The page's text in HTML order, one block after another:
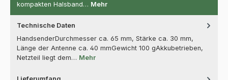
kompakten Halsband… Mehr
Technische Daten
HandsenderDurchmesser ca. 65 mm, Stärke ca. 30 mm,
Länge der Antenne ca. 40 mmGewicht 100 gAkkubetrieben,
Netzteil liegt dem… Mehr